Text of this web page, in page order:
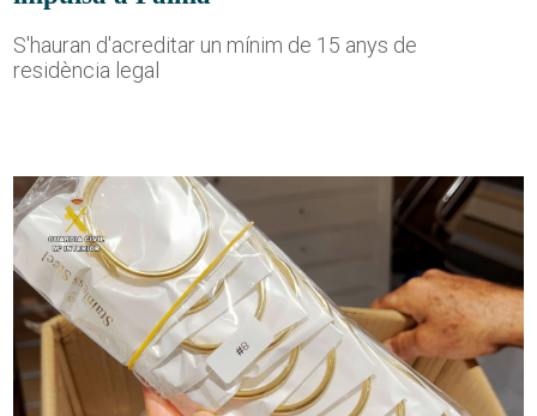
S'hauran d'acreditar un mínim de 15 anys de
residència legal